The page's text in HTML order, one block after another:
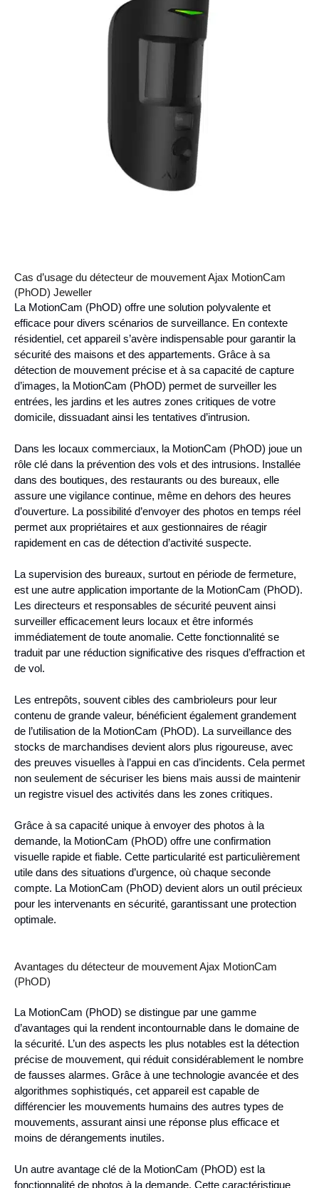
Cas d’usage du détecteur de mouvement Ajax MotionCam
(PhOD) Jeweller
La MotionCam (PhOD) offre une solution polyvalente et
efficace pour divers scénarios de surveillance. En contexte
résidentiel, cet appareil s’avère indispensable pour garantir la
sécurité des maisons et des appartements. Grâce à sa
détection de mouvement précise et à sa capacité de capture
d’images, la MotionCam (PhOD) permet de surveiller les
entrées, les jardins et les autres zones critiques de votre
domicile, dissuadant ainsi les tentatives d’intrusion.
Dans les locaux commerciaux, la MotionCam (PhOD) joue un
rôle clé dans la prévention des vols et des intrusions. Installée
dans des boutiques, des restaurants ou des bureaux, elle
assure une vigilance continue, même en dehors des heures
d’ouverture. La possibilité d’envoyer des photos en temps réel
permet aux propriétaires et aux gestionnaires de réagir
rapidement en cas de détection d’activité suspecte.
La supervision des bureaux, surtout en période de fermeture,
est une autre application importante de la MotionCam (PhOD).
Les directeurs et responsables de sécurité peuvent ainsi
surveiller efficacement leurs locaux et être informés
immédiatement de toute anomalie. Cette fonctionnalité se
traduit par une réduction significative des risques d’effraction et
de vol.
Les entrepôts, souvent cibles des cambrioleurs pour leur
contenu de grande valeur, bénéficient également grandement
de l’utilisation de la MotionCam (PhOD). La surveillance des
stocks de marchandises devient alors plus rigoureuse, avec
des preuves visuelles à l’appui en cas d’incidents. Cela permet
non seulement de sécuriser les biens mais aussi de maintenir
un registre visuel des activités dans les zones critiques.
Grâce à sa capacité unique à envoyer des photos à la
demande, la MotionCam (PhOD) offre une confirmation
visuelle rapide et fiable. Cette particularité est particulièrement
utile dans des situations d’urgence, où chaque seconde
compte. La MotionCam (PhOD) devient alors un outil précieux
pour les intervenants en sécurité, garantissant une protection
optimale.
Avantages du détecteur de mouvement Ajax MotionCam
(PhOD)
La MotionCam (PhOD) se distingue par une gamme
d’avantages qui la rendent incontournable dans le domaine de
la sécurité. L’un des aspects les plus notables est la détection
précise de mouvement, qui réduit considérablement le nombre
de fausses alarmes. Grâce à une technologie avancée et des
algorithmes sophistiqués, cet appareil est capable de
différencier les mouvements humains des autres types de
mouvements, assurant ainsi une réponse plus efficace et
moins de dérangements inutiles.
Un autre avantage clé de la MotionCam (PhOD) est la
fonctionnalité de photos à la demande. Cette caractéristique